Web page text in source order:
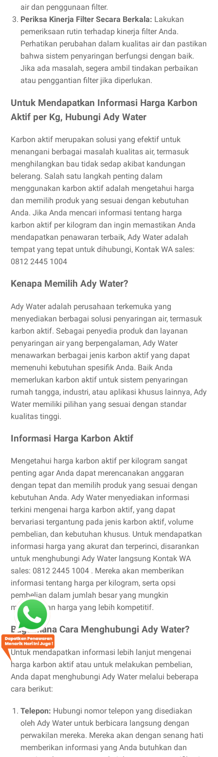
air dan penggunaan filter.
Periksa Kinerja Filter Secara Berkala: Lakukan
pemeriksaan rutin terhadap kinerja filter Anda.
Perhatikan perubahan dalam kualitas air dan pastikan
bahwa sistem penyaringan berfungsi dengan baik.
Jika ada masalah, segera ambil tindakan perbaikan
atau penggantian filter jika diperlukan.
Untuk Mendapatkan Informasi Harga Karbon
Aktif per Kg, Hubungi Ady Water
Karbon aktif merupakan solusi yang efektif untuk
menangani berbagai masalah kualitas air, termasuk
menghilangkan bau tidak sedap akibat kandungan
belerang. Salah satu langkah penting dalam
menggunakan karbon aktif adalah mengetahui harga
dan memilih produk yang sesuai dengan kebutuhan
Anda. Jika Anda mencari informasi tentang harga
karbon aktif per kilogram dan ingin memastikan Anda
mendapatkan penawaran terbaik, Ady Water adalah
tempat yang tepat untuk dihubungi, Kontak WA sales:
0812 2445 1004
Kenapa Memilih Ady Water?
Ady Water adalah perusahaan terkemuka yang
menyediakan berbagai solusi penyaringan air, termasuk
karbon aktif. Sebagai penyedia produk dan layanan
penyaringan air yang berpengalaman, Ady Water
menawarkan berbagai jenis karbon aktif yang dapat
memenuhi kebutuhan spesifik Anda. Baik Anda
memerlukan karbon aktif untuk sistem penyaringan
rumah tangga, industri, atau aplikasi khusus lainnya, Ady
Water memiliki pilihan yang sesuai dengan standar
kualitas tinggi.
Informasi Harga Karbon Aktif
Mengetahui harga karbon aktif per kilogram sangat
penting agar Anda dapat merencanakan anggaran
dengan tepat dan memilih produk yang sesuai dengan
kebutuhan Anda. Ady Water menyediakan informasi
terkini mengenai harga karbon aktif, yang dapat
bervariasi tergantung pada jenis karbon aktif, volume
pembelian, dan kebutuhan khusus. Untuk mendapatkan
informasi harga yang akurat dan terperinci, disarankan
untuk menghubungi Ady Water langsung Kontak WA
sales: 0812 2445 1004 . Mereka akan memberikan
informasi tentang harga per kilogram, serta opsi
pembelian dalam jumlah besar yang mungkin
menawarkan harga yang lebih kompetitif.
Bagaimana Cara Menghubungi Ady Water?
Untuk mendapatkan informasi lebih lanjut mengenai
harga karbon aktif atau untuk melakukan pembelian,
Anda dapat menghubungi Ady Water melalui beberapa
cara berikut:
Telepon: Hubungi nomor telepon yang disediakan
oleh Ady Water untuk berbicara langsung dengan
perwakilan mereka. Mereka akan dengan senang hati
memberikan informasi yang Anda butuhkan dan